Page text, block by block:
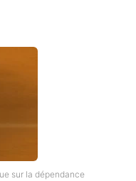
sur la dépendance